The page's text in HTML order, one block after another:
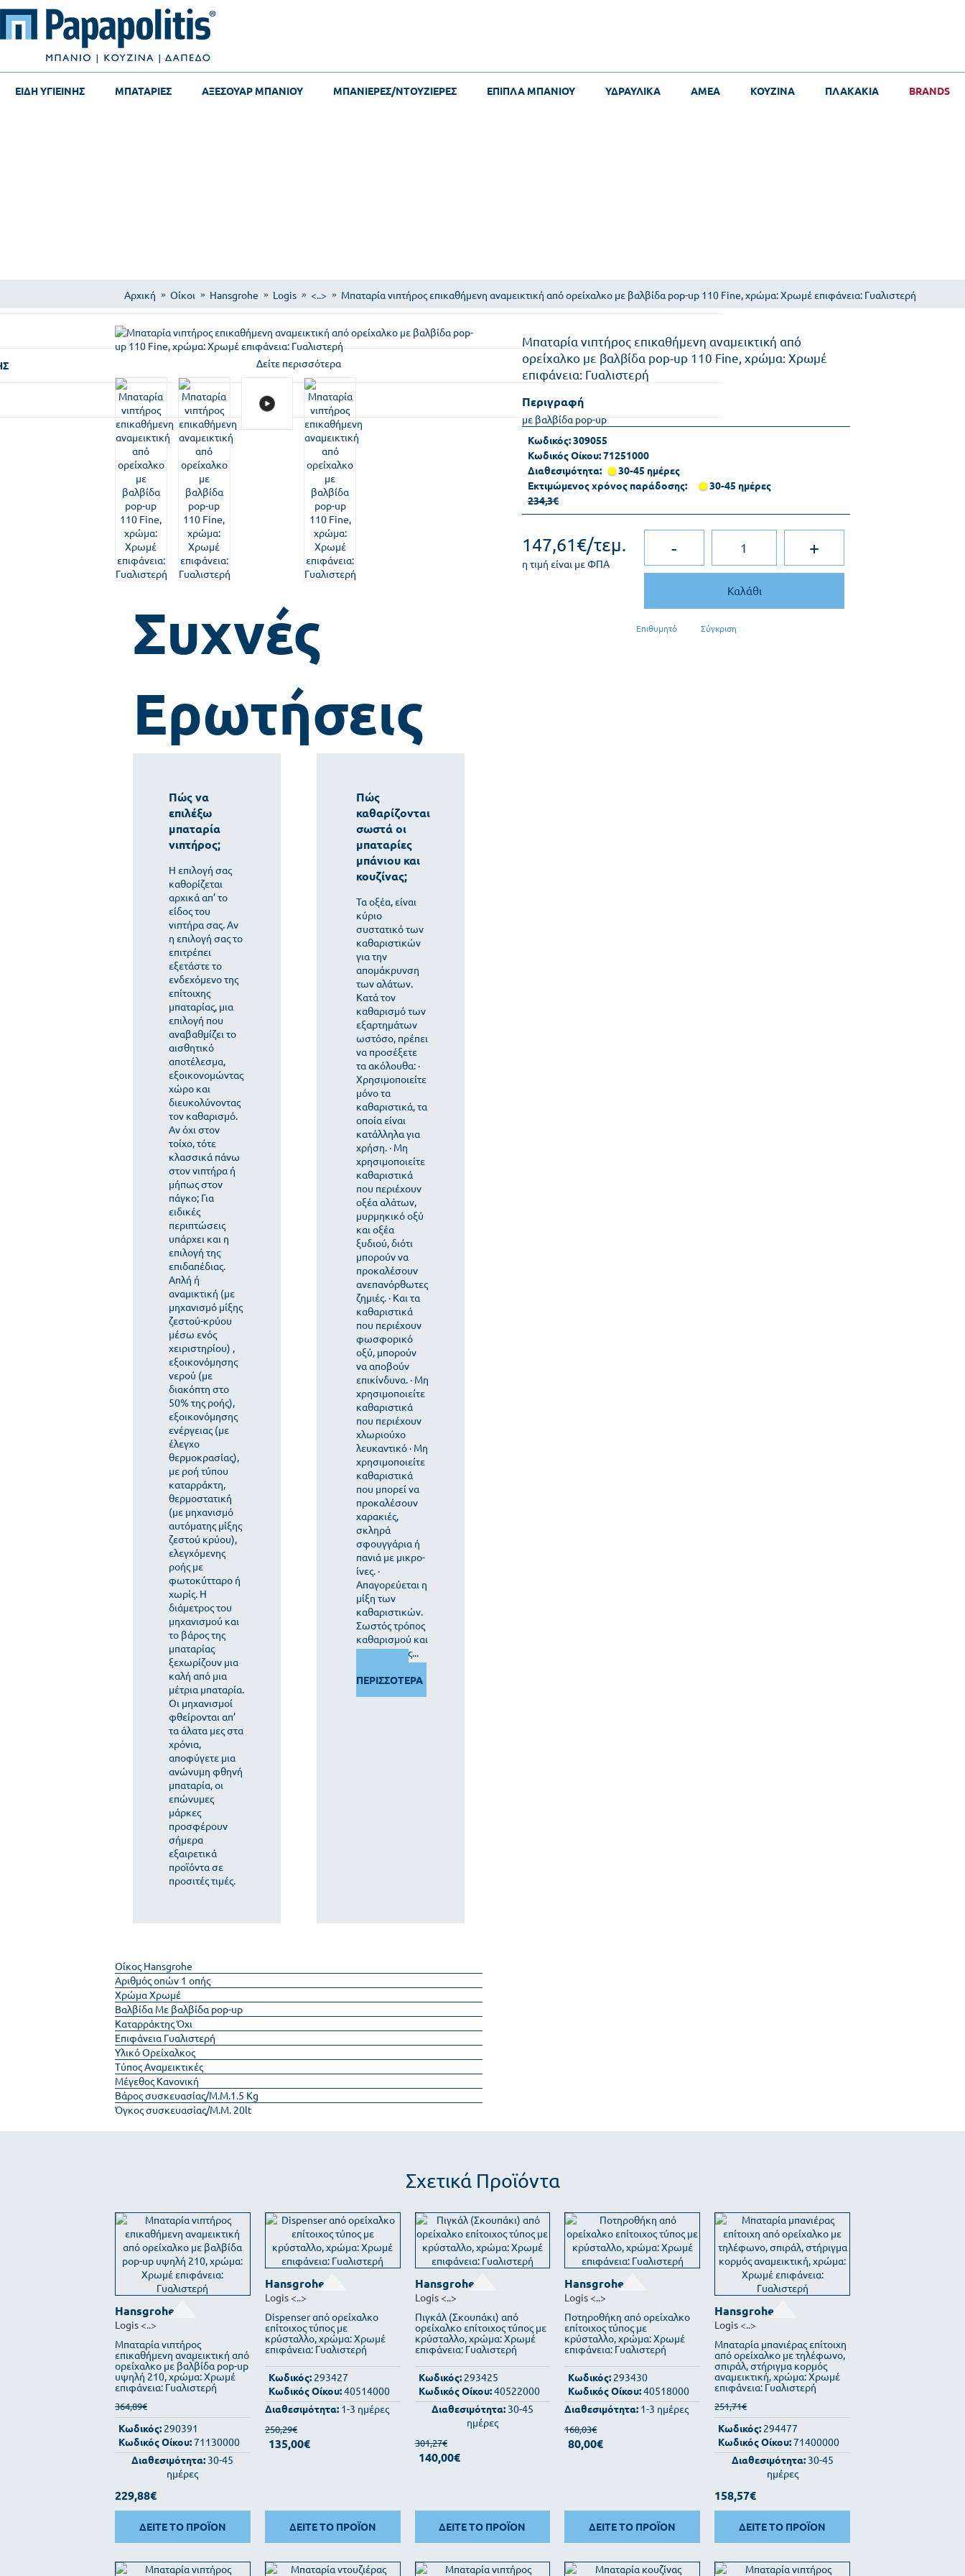
ΕΙΔΗ ΥΓΙΕΙΝΗΣ ΜΠΑΤΑΡΙΕΣ ΑΞΕΣΟΥΑΡ ΜΠΑΝΙΟΥ ΜΠΑΝΙΕΡΕΣ/ΝΤΟΥΖΙΕΡΕΣ ΕΠΙΠΛΑ ΜΠΑΝΙΟΥ ΥΔΡΑΥΛΙΚΑ ΑΜΕΑ ΚΟΥΖΙΝΑ ΠΛΑΚΑΚΙΑ BRANDS
Αρχική Οίκοι Hansgrohe Logis <..> Μπαταρία νιπτήρος επικαθήμενη αναμεικτική από ορείχαλκο με βαλβίδα pop-up 110 Fine, χρώμα: Χρωμέ επιφάνεια: Γυαλιστερή
Δείτε περισσότερα
Συχνές
Ερωτήσεις
Πώς να
επιλέξω
μπαταρία
νιπτήρος;
Η επιλογή σας
καθορίζεται
αρχικά απ’ το
είδος του
νιπτήρα σας. Αν
η επιλογή σας το
επιτρέπει
εξετάστε το
ενδεχόμενο της
επίτοιχης
μπαταρίας, μια
επιλογή που
αναβαθμίζει το
αισθητικό
αποτέλεσμα,
εξοικονομώντας
χώρο και
διευκολύνοντας
τον καθαρισμό.
Αν όχι στον
τοίχο, τότε
κλασσικά πάνω
στον νιπτήρα ή
μήπως στον
πάγκο; Για
ειδικές
περιπτώσεις
υπάρχει και η
επιλογή της
επιδαπέδιας.
Απλή ή
αναμικτική (με
μηχανισμό μίξης
ζεστού-κρύου
μέσω ενός
χειριστηρίου) ,
εξοικονόμησης
νερού (με
διακόπτη στο
50% της ροής),
εξοικονόμησης
ενέργειας (με
έλεγχο
θερμοκρασίας),
με ροή τύπου
καταρράκτη,
θερμοστατική
(με μηχανισμό
αυτόματης μίξης
ζεστού κρύου),
ελεγχόμενης
ροής με
φωτοκύτταρο ή
χωρίς. Η
διάμετρος του
μηχανισμού και
το βάρος της
μπαταρίας
ξεχωρίζουν μια
καλή από μια
μέτρια μπαταρία.
Οι μηχανισμοί
φθείρονται απ’
τα άλατα μες στα
χρόνια,
αποφύγετε μια
ανώνυμη φθηνή
μπαταρία, οι
επώνυμες
μάρκες
προσφέρουν
σήμερα
εξαιρετικά
προϊόντα σε
προσιτές τιμές.
Πώς
καθαρίζονται
σωστά οι
μπαταρίες
μπάνιου και
κουζίνας;
Τα οξέα, είναι
κύριο
συστατικό των
καθαριστικών
για την
απομάκρυνση
των αλάτων.
Κατά τον
καθαρισμό των
εξαρτημάτων
ωστόσο, πρέπει
να προσέξετε
τα ακόλουθα: ·
Χρησιμοποιείτε
μόνο τα
καθαριστικά, τα
οποία είναι
κατάλληλα για
χρήση. · Μη
χρησιμοποιείτε
καθαριστικά
που περιέχουν
οξέα αλάτων,
μυρμηκικό οξύ
και οξέα
ξυδιού, διότι
μπορούν να
προκαλέσουν
ανεπανόρθωτες
ζημιές. · Και τα
καθαριστικά
που περιέχουν
φωσφορικό
οξύ, μπορούν
να αποβούν
επικίνδυνα. · Μη
χρησιμοποιείτε
καθαριστικά
που περιέχουν
χλωριούχο
λευκαντικό · Μη
χρησιμοποιείτε
καθαριστικά
που μπορεί να
προκαλέσουν
χαρακιές,
σκληρά
σφουγγάρια ή
πανιά με μικρο-
ίνες. ·
Απαγορεύεται η
μίξη των
καθαριστικών.
Σωστός τρόπος
καθαρισμού και
περιποίησης...
ΠΕΡΙΣΣΟΤΕΡΑ
Οίκος Hansgrohe
Αριθμός οπών 1 οπής
ΧρώμαΧρωμέ
Βαλβίδα Με βαλβίδα pop-up
ΚαταρράκτηςΌχι
Επιφάνεια Γυαλιστερή
ΥλικόΟρείχαλκος
ΤύποςΑναμεικτικές
Μέγεθος Κανονική
Βάρος συσκευασίας/Μ.Μ.1.5 Kg
Όγκος συσκευασίας/Μ.Μ. 20lt
Μπαταρία νιπτήρος επικαθήμενη αναμεικτική από
ορείχαλκο με βαλβίδα pop-up 110 Fine, χρώμα: Χρωμέ
επιφάνεια: Γυαλιστερή
Περιγραφή
με βαλβίδα pop-up
Κωδικός:309055
Κωδικός Οίκου:71251000
Διαθεσιμότητα:
30-45 ημέρες
Εκτιμώμενος χρόνος παράδοσης:
30-45 ημέρες
234,3€
147,61€/τεμ.
η τιμή είναι με ΦΠΑ
- +
Καλάθι
Επιθυμητό Σύγκριση
Σχετικά Προϊόντα
Hansgrohe
Logis<..>
Μπαταρία νιπτήρος
επικαθήμενη αναμεικτική από
ορείχαλκο με βαλβίδα pop-up
υψηλή 210, χρώμα: Χρωμέ
επιφάνεια: Γυαλιστερή
364,89€
Κωδικός: 290391
Κωδικός Οίκου:71130000
Διαθεσιμότητα: 30-45
ημέρες
229,88€
ΔΕΙΤΕ ΤΟ ΠΡΟΪΟΝ
Hansgrohe
Logis<..>
Dispenser από ορείχαλκο
επίτοιχος τύπος με
κρύσταλλο, χρώμα: Χρωμέ
επιφάνεια: Γυαλιστερή
Κωδικός:293427
Κωδικός Οίκου:40514000
Διαθεσιμότητα:1-3 ημέρες
250,29€
135,00€
ΔΕΙΤΕ ΤΟ ΠΡΟΪΟΝ
Hansgrohe
Logis<..>
Πιγκάλ (Σκουπάκι) από
ορείχαλκο επίτοιχος τύπος με
κρύσταλλο, χρώμα: Χρωμέ
επιφάνεια: Γυαλιστερή
Κωδικός:293425
Κωδικός Οίκου:40522000
Διαθεσιμότητα:30-45
ημέρες
301,27€
140,00€
ΔΕΙΤΕ ΤΟ ΠΡΟΪΟΝ
Hansgrohe
Logis<..>
Ποτηροθήκη από ορείχαλκο
επίτοιχος τύπος με
κρύσταλλο, χρώμα: Χρωμέ
επιφάνεια: Γυαλιστερή
Κωδικός: 293430
Κωδικός Οίκου:40518000
Διαθεσιμότητα: 1-3 ημέρες
168,03€
80,00€
ΔΕΙΤΕ ΤΟ ΠΡΟΪΟΝ
Hansgrohe
Logis<..>
Μπαταρία μπανιέρας επίτοιχη
από ορείχαλκο με τηλέφωνο,
σπιράλ, στήριγμα κορμός
αναμεικτική, χρώμα: Χρωμέ
επιφάνεια: Γυαλιστερή
251,71€
Κωδικός: 294477
Κωδικός Οίκου:71400000
Διαθεσιμότητα:30-45
ημέρες
158,57€
ΔΕΙΤΕ ΤΟ ΠΡΟΪΟΝ